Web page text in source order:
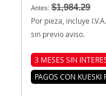
Antes: $1,984.29
Por pieza, incluye
sin previo aviso.
3 MESES SIN
PAGOS CON KUESKI